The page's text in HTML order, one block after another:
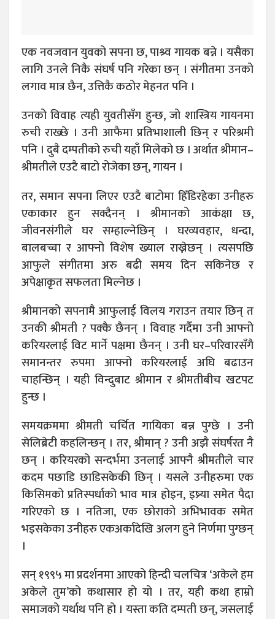
एक नवजवान युवको सपना छ, पाश्र्व गायक बन्ने । यसैका
लागि उनले निकै संघर्ष पनि गरेका छन् । संगीतमा उनको
लगाव मात्र छैन, उत्तिकै कठोर मेहनत पनि ।
उनको विवाह त्यही युवतीसँग हुन्छ, जो शास्त्रिय गायनमा
रुची राख्छे । उनी आफैमा प्रतिभाशाली छिन् र परिश्रमी
पनि । दुबै दम्पतीको रुची यहाँ मिलेको छ । अर्थात श्रीमान–
श्रीमतीले एउटै बाटो रोजेका छन्, गायन ।
तर, समान सपना लिएर एउटै बाटोमा हिँडिरहेका उनीहरु
एकाकार हुन सक्दैनन् । श्रीमानको आकंक्षा छ,
जीवनसंगीले घर सम्हाल्नेछिन् । घरव्यवहार, धन्दा,
बालबच्चा र आफ्नो विशेष ख्याल राख्नेछन् । त्यसपछि
आफुले संगीतमा अरु बढी समय दिन सकिनेछ र
अपेक्षाकृत सफलता मिल्नेछ ।
श्रीमानको सपनामै आफुलाई विलय गराउन तयार छिन् त
उनकी श्रीमती ? पक्कै छैनन् । विवाह गर्दैमा उनी आफ्नो
करियरलाई विट मार्ने पक्षमा छैनन् । उनी घर–परिवारसँगै
समानन्तर रुपमा आफ्नो करियरलाई अघि बढाउन
चाहन्छिन् । यही विन्दुबाट श्रीमान र श्रीमतीबीच खटपट
हुन्छ ।
समयक्रममा श्रीमती चर्चित गायिका बन्न पुग्छे । उनी
सेलिब्रेटी कहलिन्छन् । तर, श्रीमान् ? उनी अझै संघर्षरत नै
छन् । करियरको सन्दर्भमा उनलाई आफ्नै श्रीमतीले चार
कदम पछाडि छाडिसकेकी छिन् । यसले उनीहरुमा एक
किसिमको प्रतिस्पर्धाको भाव मात्र होइन, इष्र्या समेत पैदा
गरिएको छ । नतिजा, एक छोराको अभिभावक समेत
भइसकेका उनीहरु एकअर्कादेखि अलग हुने निर्णमा पुग्छन्
।
सन् १९९५ मा प्रदर्शनमा आएको हिन्दी चलचित्र ‘अकेले हम
अकेले तुम’को कथासार हो यो । तर, यही कथा हाम्रो
समाजको यर्थाथ पनि हो । यस्ता कति दम्पती छन्, जसलाई